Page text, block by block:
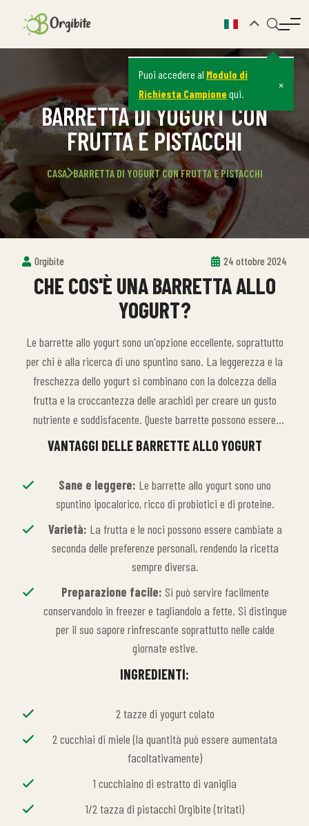
Puoi accedere al Modulo di
Richiesta Campione qui.
×
BARRETTA DI YOGURT CON
FRUTTA E PISTACCHI
CASA BARRETTA DI YOGURT CON FRUTTA E PISTACCHI
Orgibite 24 ottobre 2024
CHE COS'È UNA BARRETTA ALLO
YOGURT?
Le barrette allo yogurt sono un'opzione eccellente, soprattutto
per chi è alla ricerca di uno spuntino sano. La leggerezza e la
freschezza dello yogurt si combinano con la dolcezza della
frutta e la croccantezza delle arachidi per creare un gusto
nutriente e soddisfacente. Queste barrette possono essere
gustate in qualsiasi momento, dalla colazione allo spuntino, e
realizzate con ingredienti del tutto naturali che non contengono
zucchero o additivi, il che le rende un'alternativa sana.
VANTAGGI DELLE BARRETTE ALLO YOGURT
Sane e leggere: Le barrette allo yogurt sono uno
spuntino ipocalorico, ricco di probiotici e di proteine.
Varietà: La frutta e le noci possono essere cambiate a
seconda delle preferenze personali, rendendo la ricetta
sempre diversa.
Preparazione facile: Si può servire facilmente
conservandolo in freezer e tagliandolo a fette. Si distingue
per il suo sapore rinfrescante soprattutto nelle calde
giornate estive.
INGREDIENTI:
2 tazze di yogurt colato
2 cucchiai di miele (la quantità può essere aumentata
facoltativamente)
1 cucchiaino di estratto di vaniglia
1/2 tazza di pistacchi Orgibite (tritati)